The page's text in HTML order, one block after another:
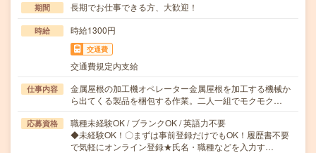
期間 長期でお仕事できる方、大歓迎！
時給 時給1300円
交通費
交通費規定内支給
仕事内容
金属屋根の加工機オペレーター金属屋根を加工する機械か
ら出てくる製品を梱包する作業。二人一組でモクモク…
応募資格
職種未経験OK / ブランクOK / 英語力不要
◆未経験OK！〇まずは事前登録だけでもOK！履歴書不要
で気軽にオンライン登録★氏名・職種などを入力す…